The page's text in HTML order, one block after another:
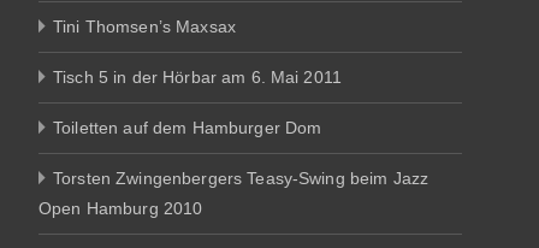
Tini Thomsen’s Maxsax
Tisch 5 in der Hörbar am 6. Mai 2011
Toiletten auf dem Hamburger Dom
Torsten Zwingenbergers Teasy-Swing beim Jazz
Open Hamburg 2010